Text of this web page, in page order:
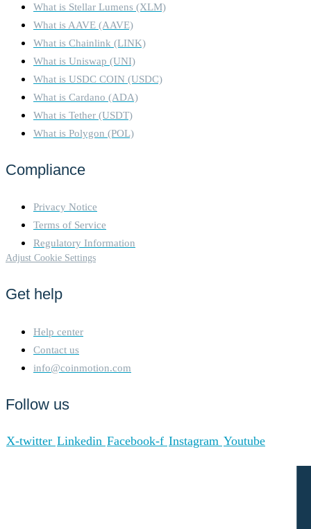
What is Stellar Lumens (XLM)
What is AAVE (AAVE)
What is Chainlink (LINK)
What is Uniswap (UNI)
What is USDC COIN (USDC)
What is Cardano (ADA)
What is Tether (USDT)
What is Polygon (POL)
Compliance
Privacy Notice
Terms of Service
Regulatory Information
Adjust Cookie Settings
Get help
Help center
Contact us
info@coinmotion.com
Follow us
X-twitter Linkedin Facebook-f Instagram Youtube